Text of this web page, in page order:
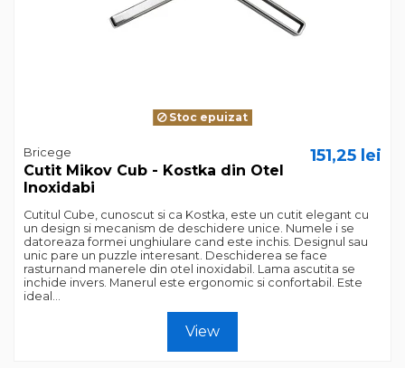
Stoc epuizat
Bricege
Cutit Mikov Cub - Kostka din Otel
Inoxidabi
151,25 lei
Cutitul Cube, cunoscut si ca Kostka, este un cutit elegant cu
un design si mecanism de deschidere unice. Numele i se
datoreaza formei unghiulare cand este inchis. Designul sau
unic pare un puzzle interesant. Deschiderea se face
rasturnand manerele din otel inoxidabil. Lama ascutita se
inchide invers. Manerul este ergonomic si confortabil. Este
ideal...
View